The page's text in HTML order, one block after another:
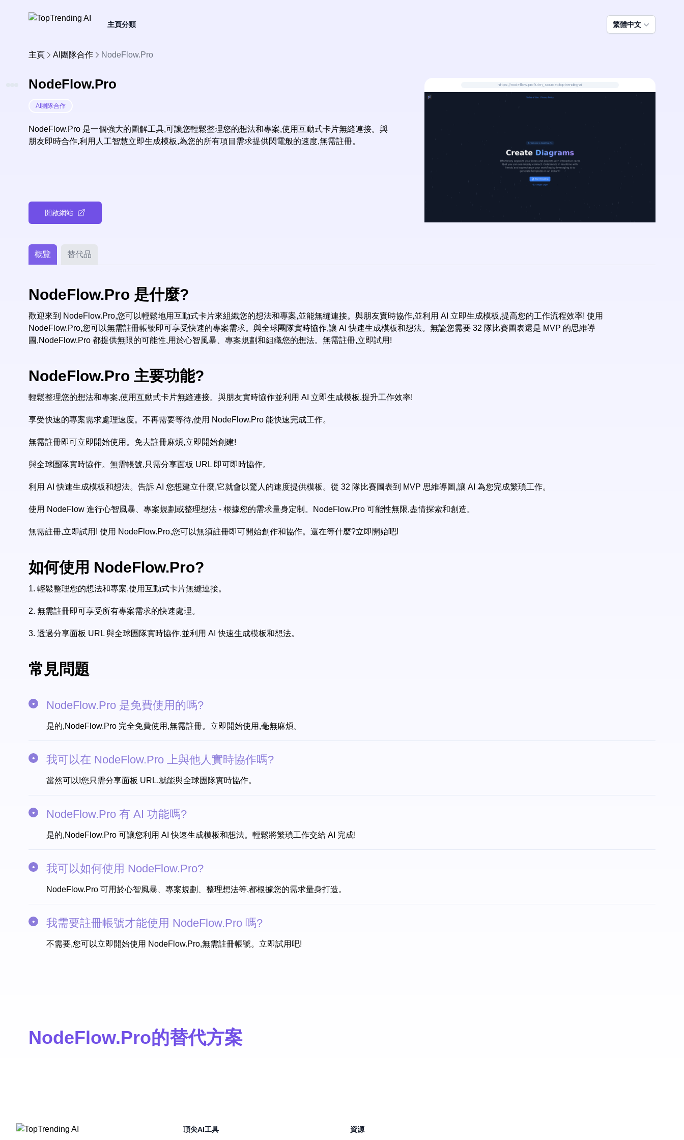
主頁分類 繁體中文
主頁 AI團隊合作 NodeFlow.Pro
NodeFlow.Pro
AI團隊合作
NodeFlow.Pro 是一個強大的圖解工具,可讓您輕鬆整理您的想法和專案,使用互動式卡片無縫連接。與
朋友即時合作,利用人工智慧立即生成模板,為您的所有項目需求提供閃電般的速度,無需註冊。
開啟網站
https://nodeflow.pro?utm_source=toptrending-ai
概覽 替代品
NodeFlow.Pro 是什麼?
歡迎來到 NodeFlow.Pro,您可以輕鬆地用互動式卡片來組織您的想法和專案,並能無縫連接。與朋友實時協作,並利用 AI 立即生成模板,提高您的工作流程效率! 使用
NodeFlow.Pro,您可以無需註冊帳號即可享受快速的專案需求。與全球團隊實時協作,讓 AI 快速生成模板和想法。無論您需要 32 隊比賽圖表還是 MVP 的思維導
圖,NodeFlow.Pro 都提供無限的可能性,用於心智風暴、專案規劃和組織您的想法。無需註冊,立即試用!
NodeFlow.Pro 主要功能?
輕鬆整理您的想法和專案,使用互動式卡片無縫連接。與朋友實時協作並利用 AI 立即生成模板,提升工作效率!
享受快速的專案需求處理速度。不再需要等待,使用 NodeFlow.Pro 能快速完成工作。
無需註冊即可立即開始使用。免去註冊麻煩,立即開始創建!
與全球團隊實時協作。無需帳號,只需分享面板 URL 即可即時協作。
利用 AI 快速生成模板和想法。告訴 AI 您想建立什麼,它就會以驚人的速度提供模板。從 32 隊比賽圖表到 MVP 思維導圖,讓 AI 為您完成繁瑣工作。
使用 NodeFlow 進行心智風暴、專案規劃或整理想法 - 根據您的需求量身定制。NodeFlow.Pro 可能性無限,盡情探索和創造。
無需註冊,立即試用! 使用 NodeFlow.Pro,您可以無須註冊即可開始創作和協作。還在等什麼?立即開始吧!
如何使用 NodeFlow.Pro?
1. 輕鬆整理您的想法和專案,使用互動式卡片無縫連接。
2. 無需註冊即可享受所有專案需求的快速處理。
3. 透過分享面板 URL 與全球團隊實時協作,並利用 AI 快速生成模板和想法。
常見問題
NodeFlow.Pro 是免費使用的嗎?
是的,NodeFlow.Pro 完全免費使用,無需註冊。立即開始使用,毫無麻煩。
我可以在 NodeFlow.Pro 上與他人實時協作嗎?
當然可以!您只需分享面板 URL,就能與全球團隊實時協作。
NodeFlow.Pro 有 AI 功能嗎?
是的,NodeFlow.Pro 可讓您利用 AI 快速生成模板和想法。輕鬆將繁瑣工作交給 AI 完成!
我可以如何使用 NodeFlow.Pro?
NodeFlow.Pro 可用於心智風暴、專案規劃、整理想法等,都根據您的需求量身打造。
我需要註冊帳號才能使用 NodeFlow.Pro 嗎?
不需要,您可以立即開始使用 NodeFlow.Pro,無需註冊帳號。立即試用吧!
NodeFlow.Pro的替代方案
頂尖AI工具 資源